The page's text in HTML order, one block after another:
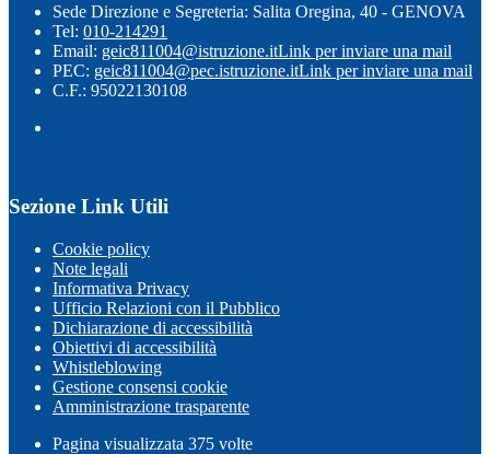
Sede Direzione e Segreteria: Salita Oregina, 40 - GENOVA
Tel: 010-214291
Email: geic811004@istruzione.itLink per inviare una mail
PEC: geic811004@pec.istruzione.itLink per inviare una mail
C.F.: 95022130108
Sezione Link Utili
Cookie policy
Note legali
Informativa Privacy
Ufficio Relazioni con il Pubblico
Dichiarazione di accessibilità
Obiettivi di accessibilità
Whistleblowing
Gestione consensi cookie
Amministrazione trasparente
Pagina visualizzata 375 volte